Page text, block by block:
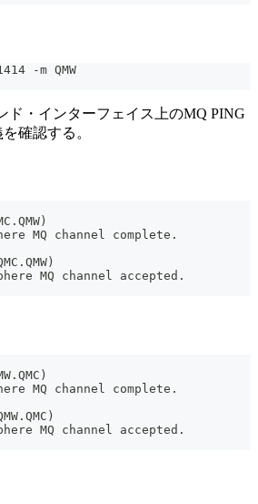
-m QMW
ド・インターフェイス上のMQ PING
確認する。
MQ channel complete.
MQ channel accepted.
MQ channel complete.
MQ channel accepted.